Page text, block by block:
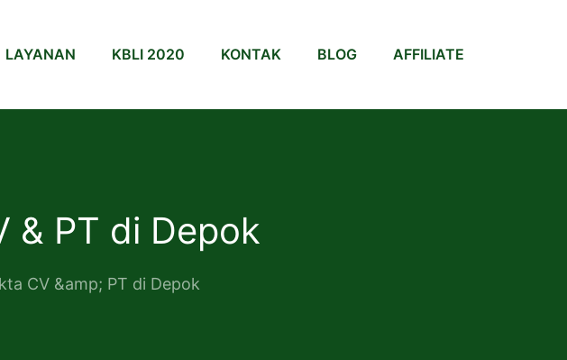
LAYANAN KBLI 2020 KONTAK BLOG AFFILIATE
& PT di Depok
CV &amp; PT di Depok